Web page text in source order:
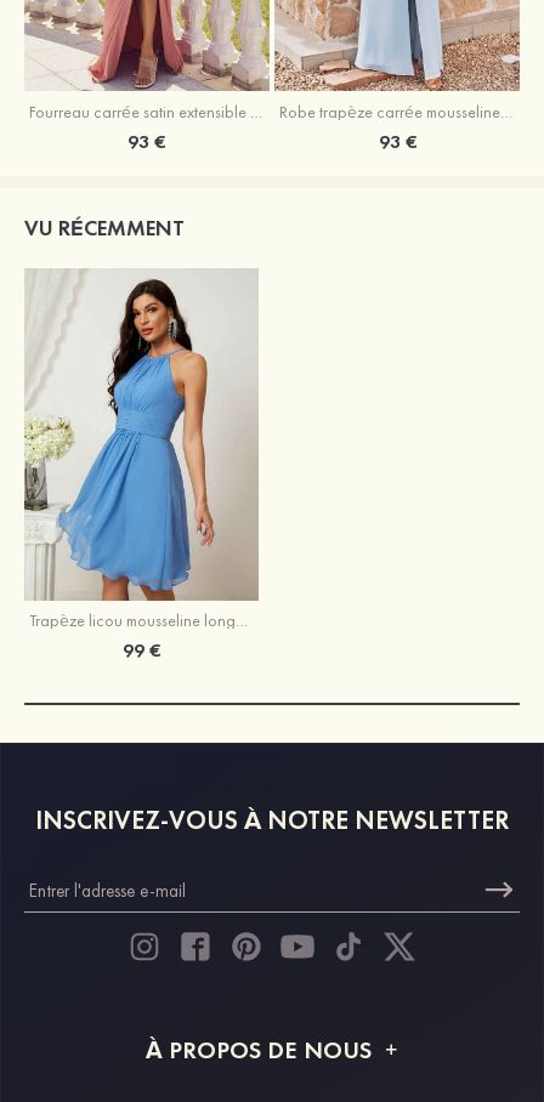
93 € 93 €
VU RÉCEMMENT
Trapèze licou mousseline longueur genou robe de demoiselle d'honneur avec plissé
99 €
INSCRIVEZ-VOUS À NOTRE NEWSLETTER
À PROPOS DE NOUS